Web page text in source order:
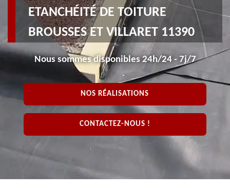
ETANCHÉITÉ DE TOITURE
BROUSSES ET VILLARET 11390
Nous sommes disponibles 24h/24 - 7j/7
NOS RÉALISATIONS
CONTACTEZ-NOUS !